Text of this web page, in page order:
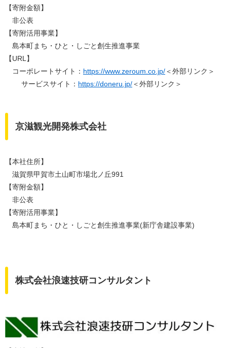
【寄附金額】
非公表
【寄附活用事業】
島本町まち・ひと・しごと創生推進事業
【URL】
コーポレートサイト： https://www.zeroum.co.jp/＜外部リンク＞
サービスサイト： https://doneru.jp/＜外部リンク＞
京滋観光開発株式会社
【本社住所】
滋賀県甲賀市土山町市場北ノ丘991
【寄附金額】
非公表
【寄附活用事業】
島本町まち・ひと・しごと創生推進事業(新庁舎建設事業)
株式会社浪速技研コンサルタント